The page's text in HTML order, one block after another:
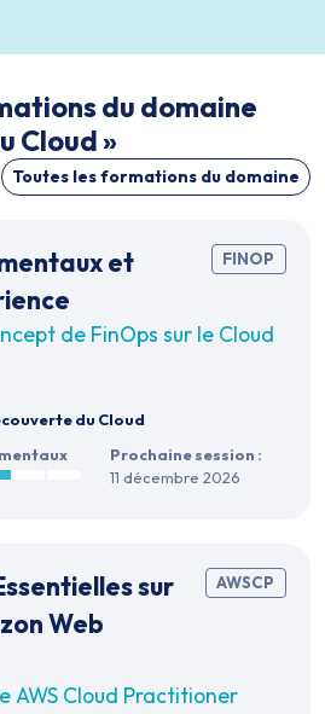
du domaine
Cloud »
Toutes les formations du domaine
FINOP
et
de FinOps sur le Cloud
du Cloud
Prochaine session :
11 décembre 2026
AWSCP
sur
Web
AWS Cloud Practitioner